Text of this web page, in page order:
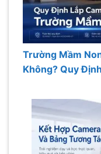
Trường Mầm
Không? Quy